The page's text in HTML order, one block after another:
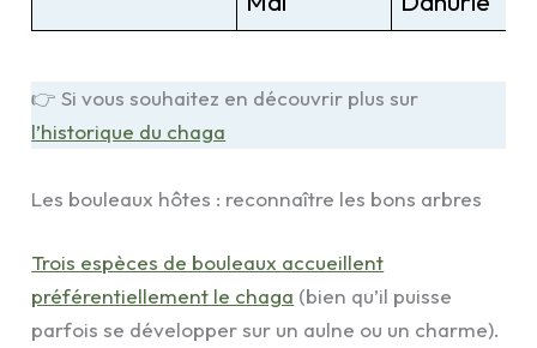
👉 Si vous souhaitez en découvrir plus sur
l’historique du chaga
Les bouleaux hôtes : reconnaître les bons arbres
Trois espèces de bouleaux accueillent
préférentiellement le chaga (bien qu’il puisse
parfois se développer sur un aulne ou un charme).